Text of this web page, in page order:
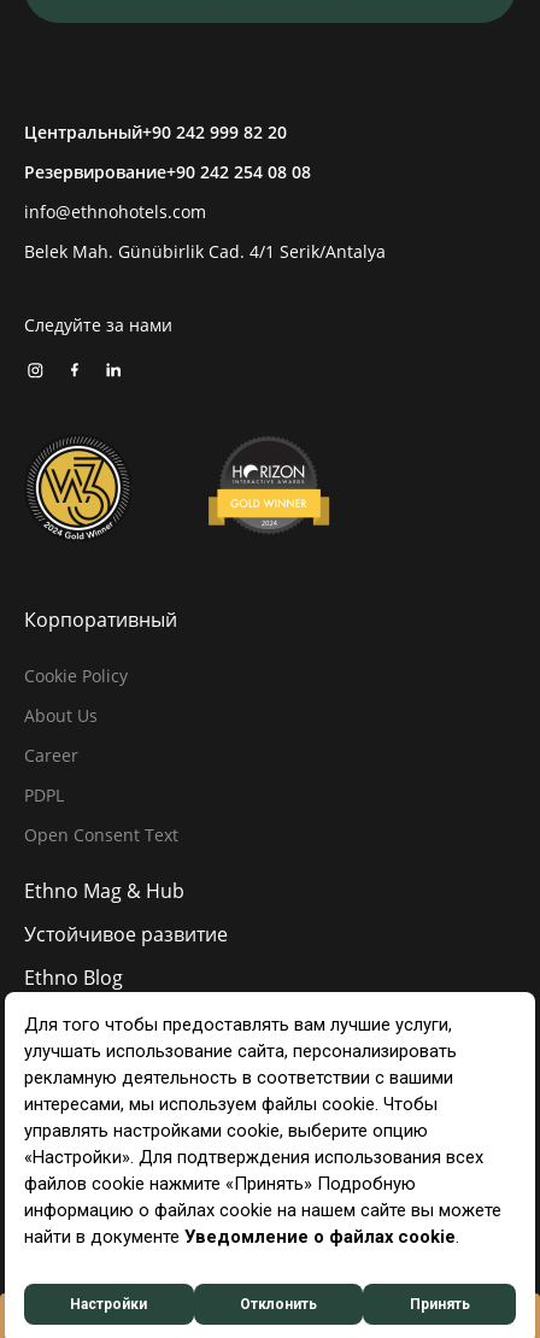
БРОНИРОВАНИЕ WHATSAPP
Центральный+90 242 999 82 20
Резервирование+90 242 254 08 08
info@ethnohotels.com
Belek Mah. Günübirlik Cad. 4/1 Serik/Antalya
Следуйте за нами
Корпоративный
Cookie Policy
About Us
Career
PDPL
Open Consent Text
Ethno Mag & Hub
Устойчивое развитие
Ethno Blog
Галерея
Связаться с
RU
Управление предпочтениями в отношении файлов cookie
Ethno Hotels © 2024